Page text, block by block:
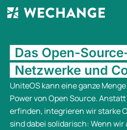
Das Open-
Netzwerke und
UniteOS kann eine ganze
Power von Open Source.
erfinden, integrieren wir starke
sind dabei solidarisch: Wenn